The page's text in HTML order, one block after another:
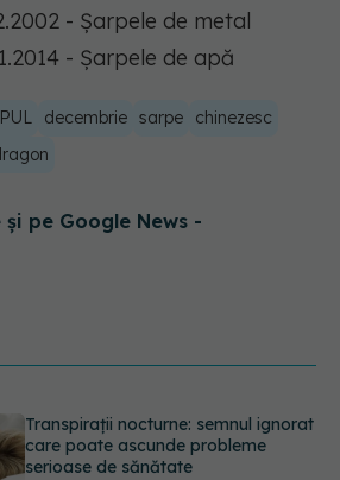
- Șarpele de metal
- Șarpele de apă
decembrie sarpe
chinezesc
pe Google News -
Ce poți mânca și ce trebuie să eviți
dacă ai gastrită: exemplu de meniu
care reduce inflamația stomacului